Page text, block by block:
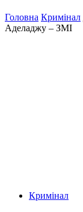
Головна Кримінал
Аделаджу – ЗМІ
Кримінал